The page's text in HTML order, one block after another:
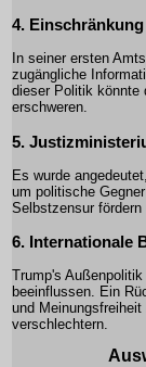
4.
In seiner ersten
zugängliche
dieser Politik könnte
erschweren.
5.
Es wurde
um politische
Selbstzensur fördern
6. Internationale
Trump's
beeinflussen. Ein
und
verschlechtern.